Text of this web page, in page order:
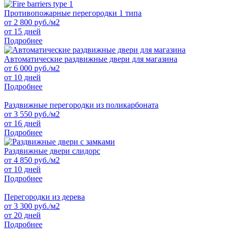
Противопожарные перегородки 1 типа
от 2 800 руб./м2
от 15 дней
Подробнее
Автоматические раздвижные двери для магазина
от 6 000 руб./м2
от 10 дней
Подробнее
Раздвижные перегородки из поликарбоната
от 3 550 руб./м2
от 16 дней
Подробнее
Раздвижные двери слидорс
от 4 850 руб./м2
от 10 дней
Подробнее
Перегородки из дерева
от 3 300 руб./м2
от 20 дней
Подробнее